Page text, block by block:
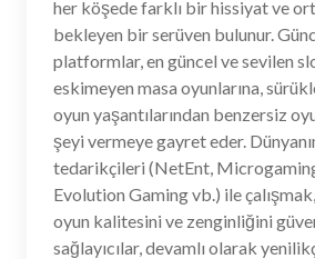
her köşede farklı bir hissiyat ve
bekleyen bir serüven bulunur.
platformlar, en güncel ve sevilen
eskimeyen masa oyunlarına,
oyun yaşantılarından benzersiz
şeyi vermeye gayret eder.
tedarikçileri (NetEnt,
Evolution Gaming vb.) ile
oyun kalitesini ve zenginliğini
sağlayıcılar, devamlı olarak